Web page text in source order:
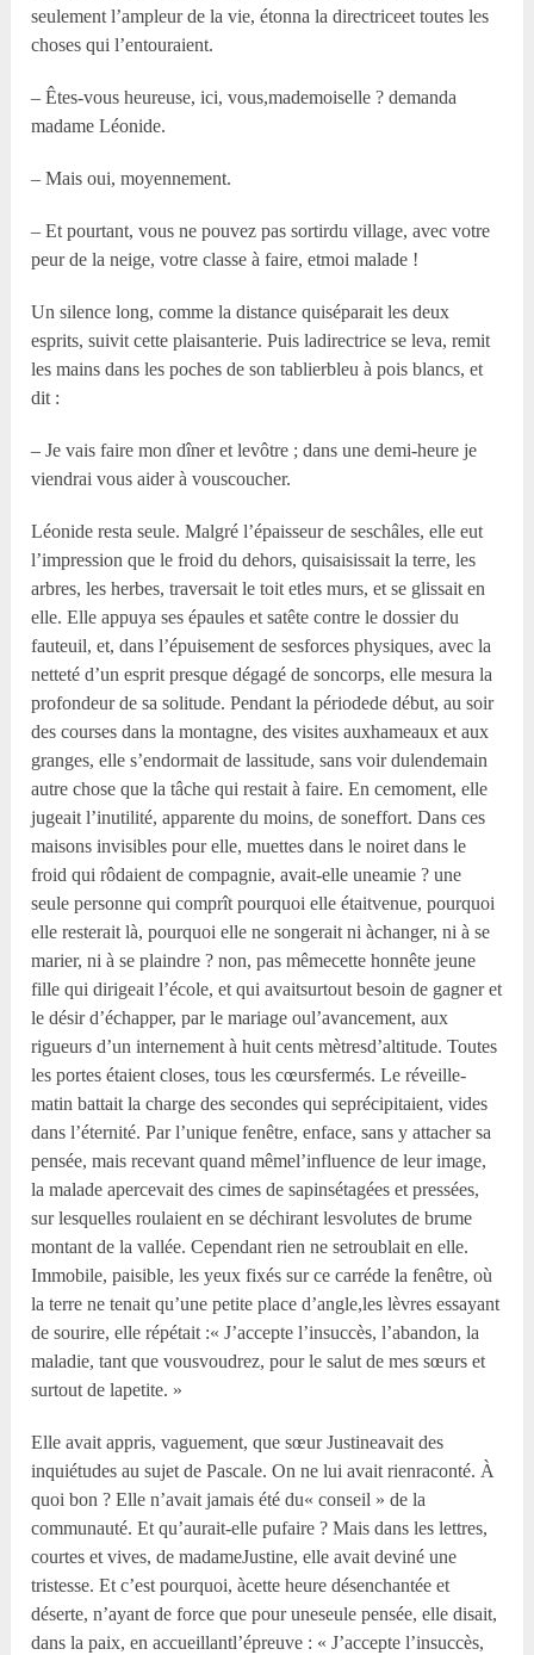
seulement l’ampleur de la vie, étonna la directriceet toutes les
choses qui l’entouraient.
– Êtes-vous heureuse, ici, vous,mademoiselle ? demanda
madame Léonide.
– Mais oui, moyennement.
– Et pourtant, vous ne pouvez pas sortirdu village, avec votre
peur de la neige, votre classe à faire, etmoi malade !
Un silence long, comme la distance quiséparait les deux
esprits, suivit cette plaisanterie. Puis ladirectrice se leva, remit
les mains dans les poches de son tablierbleu à pois blancs, et
dit :
– Je vais faire mon dîner et levôtre ; dans une demi-heure je
viendrai vous aider à vouscoucher.
Léonide resta seule. Malgré l’épaisseur de seschâles, elle eut
l’impression que le froid du dehors, quisaisissait la terre, les
arbres, les herbes, traversait le toit etles murs, et se glissait en
elle. Elle appuya ses épaules et satête contre le dossier du
fauteuil, et, dans l’épuisement de sesforces physiques, avec la
netteté d’un esprit presque dégagé de soncorps, elle mesura la
profondeur de sa solitude. Pendant la périodede début, au soir
des courses dans la montagne, des visites auxhameaux et aux
granges, elle s’endormait de lassitude, sans voir dulendemain
autre chose que la tâche qui restait à faire. En cemoment, elle
jugeait l’inutilité, apparente du moins, de soneffort. Dans ces
maisons invisibles pour elle, muettes dans le noiret dans le
froid qui rôdaient de compagnie, avait-elle uneamie ? une
seule personne qui comprît pourquoi elle étaitvenue, pourquoi
elle resterait là, pourquoi elle ne songerait ni àchanger, ni à se
marier, ni à se plaindre ? non, pas mêmecette honnête jeune
fille qui dirigeait l’école, et qui avaitsurtout besoin de gagner et
le désir d’échapper, par le mariage oul’avancement, aux
rigueurs d’un internement à huit cents mètresd’altitude. Toutes
les portes étaient closes, tous les cœursfermés. Le réveille-
matin battait la charge des secondes qui seprécipitaient, vides
dans l’éternité. Par l’unique fenêtre, enface, sans y attacher sa
pensée, mais recevant quand mêmel’influence de leur image,
la malade apercevait des cimes de sapinsétagées et pressées,
sur lesquelles roulaient en se déchirant lesvolutes de brume
montant de la vallée. Cependant rien ne setroublait en elle.
Immobile, paisible, les yeux fixés sur ce carréde la fenêtre, où
la terre ne tenait qu’une petite place d’angle,les lèvres essayant
de sourire, elle répétait :« J’accepte l’insuccès, l’abandon, la
maladie, tant que vousvoudrez, pour le salut de mes sœurs et
surtout de lapetite. »
Elle avait appris, vaguement, que sœur Justineavait des
inquiétudes au sujet de Pascale. On ne lui avait rienraconté. À
quoi bon ? Elle n’avait jamais été du« conseil » de la
communauté. Et qu’aurait-elle pufaire ? Mais dans les lettres,
courtes et vives, de madameJustine, elle avait deviné une
tristesse. Et c’est pourquoi, àcette heure désenchantée et
déserte, n’ayant de force que pour uneseule pensée, elle disait,
dans la paix, en accueillantl’épreuve : « J’accepte l’insuccès,